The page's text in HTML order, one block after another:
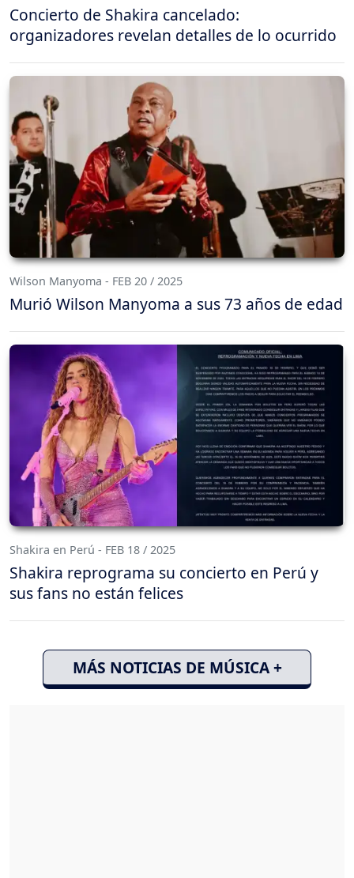
Concierto de Shakira cancelado:
organizadores revelan detalles de lo ocurrido
Wilson Manyoma - FEB 20 / 2025
Murió Wilson Manyoma a sus 73 años de edad
Shakira en Perú - FEB 18 / 2025
Shakira reprograma su concierto en Perú y
sus fans no están felices
MÁS NOTICIAS DE MÚSICA +